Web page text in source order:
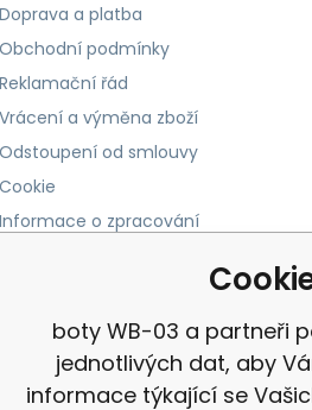
Doprava a platba
Obchodní podmínky
Reklamační řád
Vrácení a výměna zboží
Odstoupení od smlouvy
Cookie
Informace o zpracování
boty WB-03 a partneři
jednotlivých dat, aby
informace týkající se